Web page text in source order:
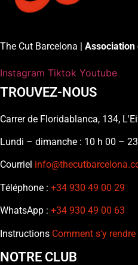
The Cut Barcelona | Association
Instagram Tiktok Youtube
TROUVEZ-NOUS
Carrer de Floridablanca, 134,
Lundi – dimanche : 10 h 00 –
Courriel
Téléphone : +34 930 49 00 29
WhatsApp : +34 930 49 00 63
Instructions Comment s'y rendre
NOTRE CLUB